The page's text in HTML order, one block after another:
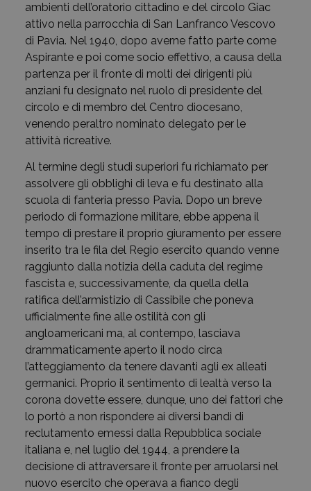
ambienti dell’oratorio cittadino e del circolo Giac
attivo nella parrocchia di San Lanfranco Vescovo
di Pavia. Nel 1940, dopo averne fatto parte come
Aspirante e poi come socio effettivo, a causa della
partenza per il fronte di molti dei dirigenti più
anziani fu designato nel ruolo di presidente del
circolo e di membro del Centro diocesano,
venendo peraltro nominato delegato per le
attività ricreative.
Al termine degli studi superiori fu richiamato per
assolvere gli obblighi di leva e fu destinato alla
scuola di fanteria presso Pavia. Dopo un breve
periodo di formazione militare, ebbe appena il
tempo di prestare il proprio giuramento per essere
inserito tra le fila del Regio esercito quando venne
raggiunto dalla notizia della caduta del regime
fascista e, successivamente, da quella della
ratifica dell’armistizio di Cassibile che poneva
ufficialmente fine alle ostilità con gli
angloamericani ma, al contempo, lasciava
drammaticamente aperto il nodo circa
l’atteggiamento da tenere davanti agli ex alleati
germanici. Proprio il sentimento di lealtà verso la
corona dovette essere, dunque, uno dei fattori che
lo portò a non rispondere ai diversi bandi di
reclutamento emessi dalla Repubblica sociale
italiana e, nel luglio del 1944, a prendere la
decisione di attraversare il fronte per arruolarsi nel
nuovo esercito che operava a fianco degli